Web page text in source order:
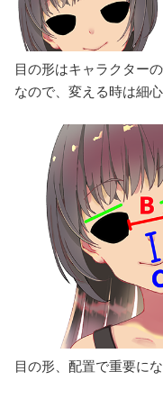
目の形はキャラクター
なので、変える時は細
目の形、配置で重要に